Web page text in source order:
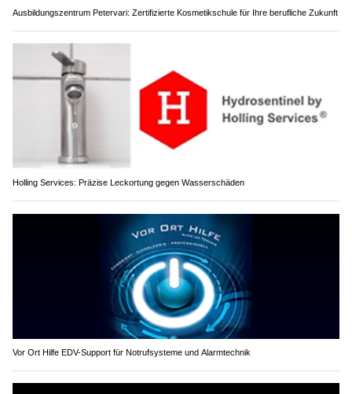
Ausbildungszentrum Petervari: Zertifizierte Kosmetikschule für Ihre berufliche Zukunft
Holling Services: Präzise Leckortung gegen Wasserschäden
Vor Ort Hilfe EDV-Support für Notrufsysteme und Alarmtechnik